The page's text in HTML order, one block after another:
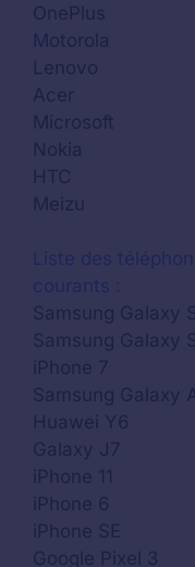
OnePlus
Motorola
Lenovo
Acer
Microsoft
Nokia
HTC
Meizu
Samsung Galaxy
Samsung Galaxy
iPhone 7
Samsung Galaxy
Huawei Y6
Galaxy J7
iPhone 11
iPhone 6
iPhone SE
Google Pixel 3